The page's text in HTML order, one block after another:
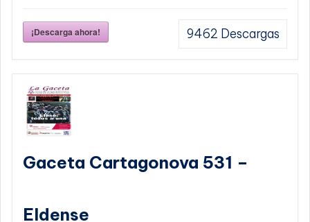
¡Descarga ahora! 9462 Descargas
Gaceta Cartagonova 531 –
Eldense